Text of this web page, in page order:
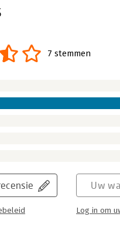
7 stemmen
Uw
Log in om